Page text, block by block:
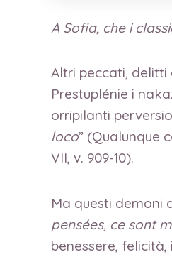
A Sofia, che i
Altri peccati, delitti
Prestuplénie i
orripilanti
loco” (Qualunque
VII, v. 909-10).
Ma questi demoni
pensées, ce sont
benessere,